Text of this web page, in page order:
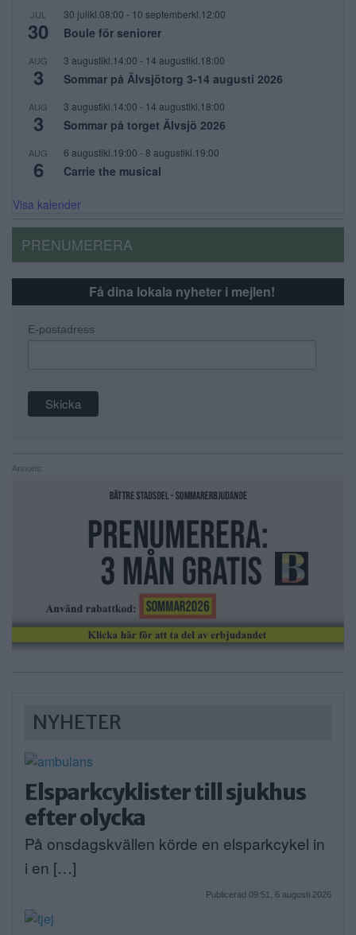
JUL
30
30 julikl.08:00 - 10 septemberkl.12:00
Boule för seniorer
AUG
3
3 augustikl.14:00 - 14 augustikl.18:00
Sommar på Älvsjötorg 3-14 augusti 2026
AUG
3
3 augustikl.14:00 - 14 augustikl.18:00
Sommar på torget Älvsjö 2026
AUG
6
6 augustikl.19:00 - 8 augustikl.19:00
Carrie the musical
Visa kalender
PRENUMERERA
Få dina lokala nyheter i mejlen!
E-postadress
Annons:
NYHETER
Elsparkcyklister till sjukhus
efter olycka
På onsdagskvällen körde en elsparkcykel in
i en […]
Publicerad 09:51, 6 augusti 2026